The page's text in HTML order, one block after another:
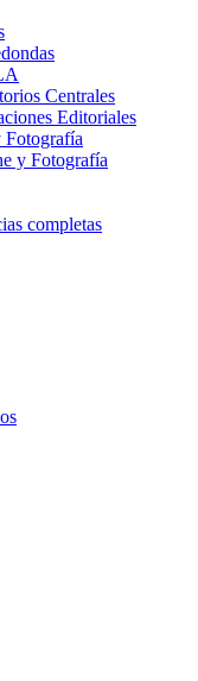
Centrales
Editoriales
Fotografía
y Fotografía
completas